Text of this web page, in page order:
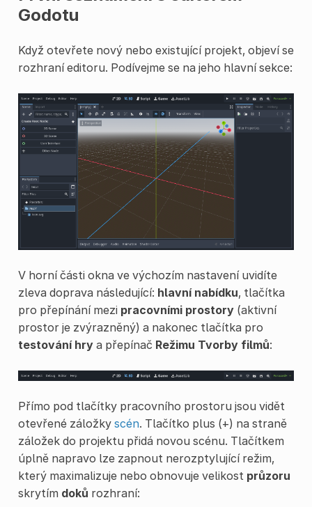
Godotu
Když otevřete nový nebo existující projekt, objeví se
rozhraní editoru. Podívejme se na jeho hlavní sekce:
V horní části okna ve výchozím nastavení uvidíte
zleva doprava následující: hlavní nabídku, tlačítka
pro přepínání mezi pracovními prostory(aktivní
prostor je zvýrazněný) a nakonec tlačítka pro
testování hrya přepínač Režimu Tvorby filmů:
Přímo pod tlačítky pracovního prostoru jsou vidět
otevřené záložky scén. Tlačítko plus (+) na straně
záložek do projektu přidá novou scénu. Tlačítkem
úplně napravo lze zapnout nerozptylující režim,
který maximalizuje nebo obnovuje velikost průzoru
skrytím doků rozhraní: